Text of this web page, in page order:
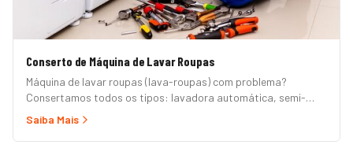
Conserto de Máquina de Lavar Roupas
Máquina de lavar roupas (lava-roupas) com problema?
Consertamos todos os tipos: lavadora automática, semi-
automática, tanquinho, abertura superior e frontal. Marcas
Continental e Mueller. Atendimento em domicílio com
Saiba Mais